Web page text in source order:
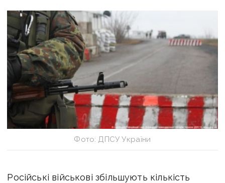
Фото: ДПСУ України
Російські військові збільшують кількість